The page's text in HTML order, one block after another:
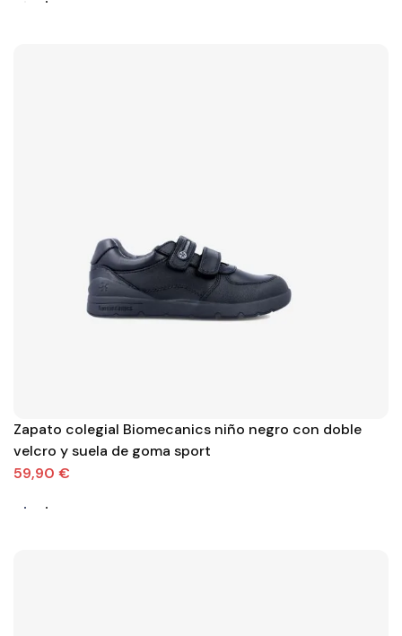
Zapato colegial Biomecanics niño negro con doble
velcro y suela de goma sport
59,90 €